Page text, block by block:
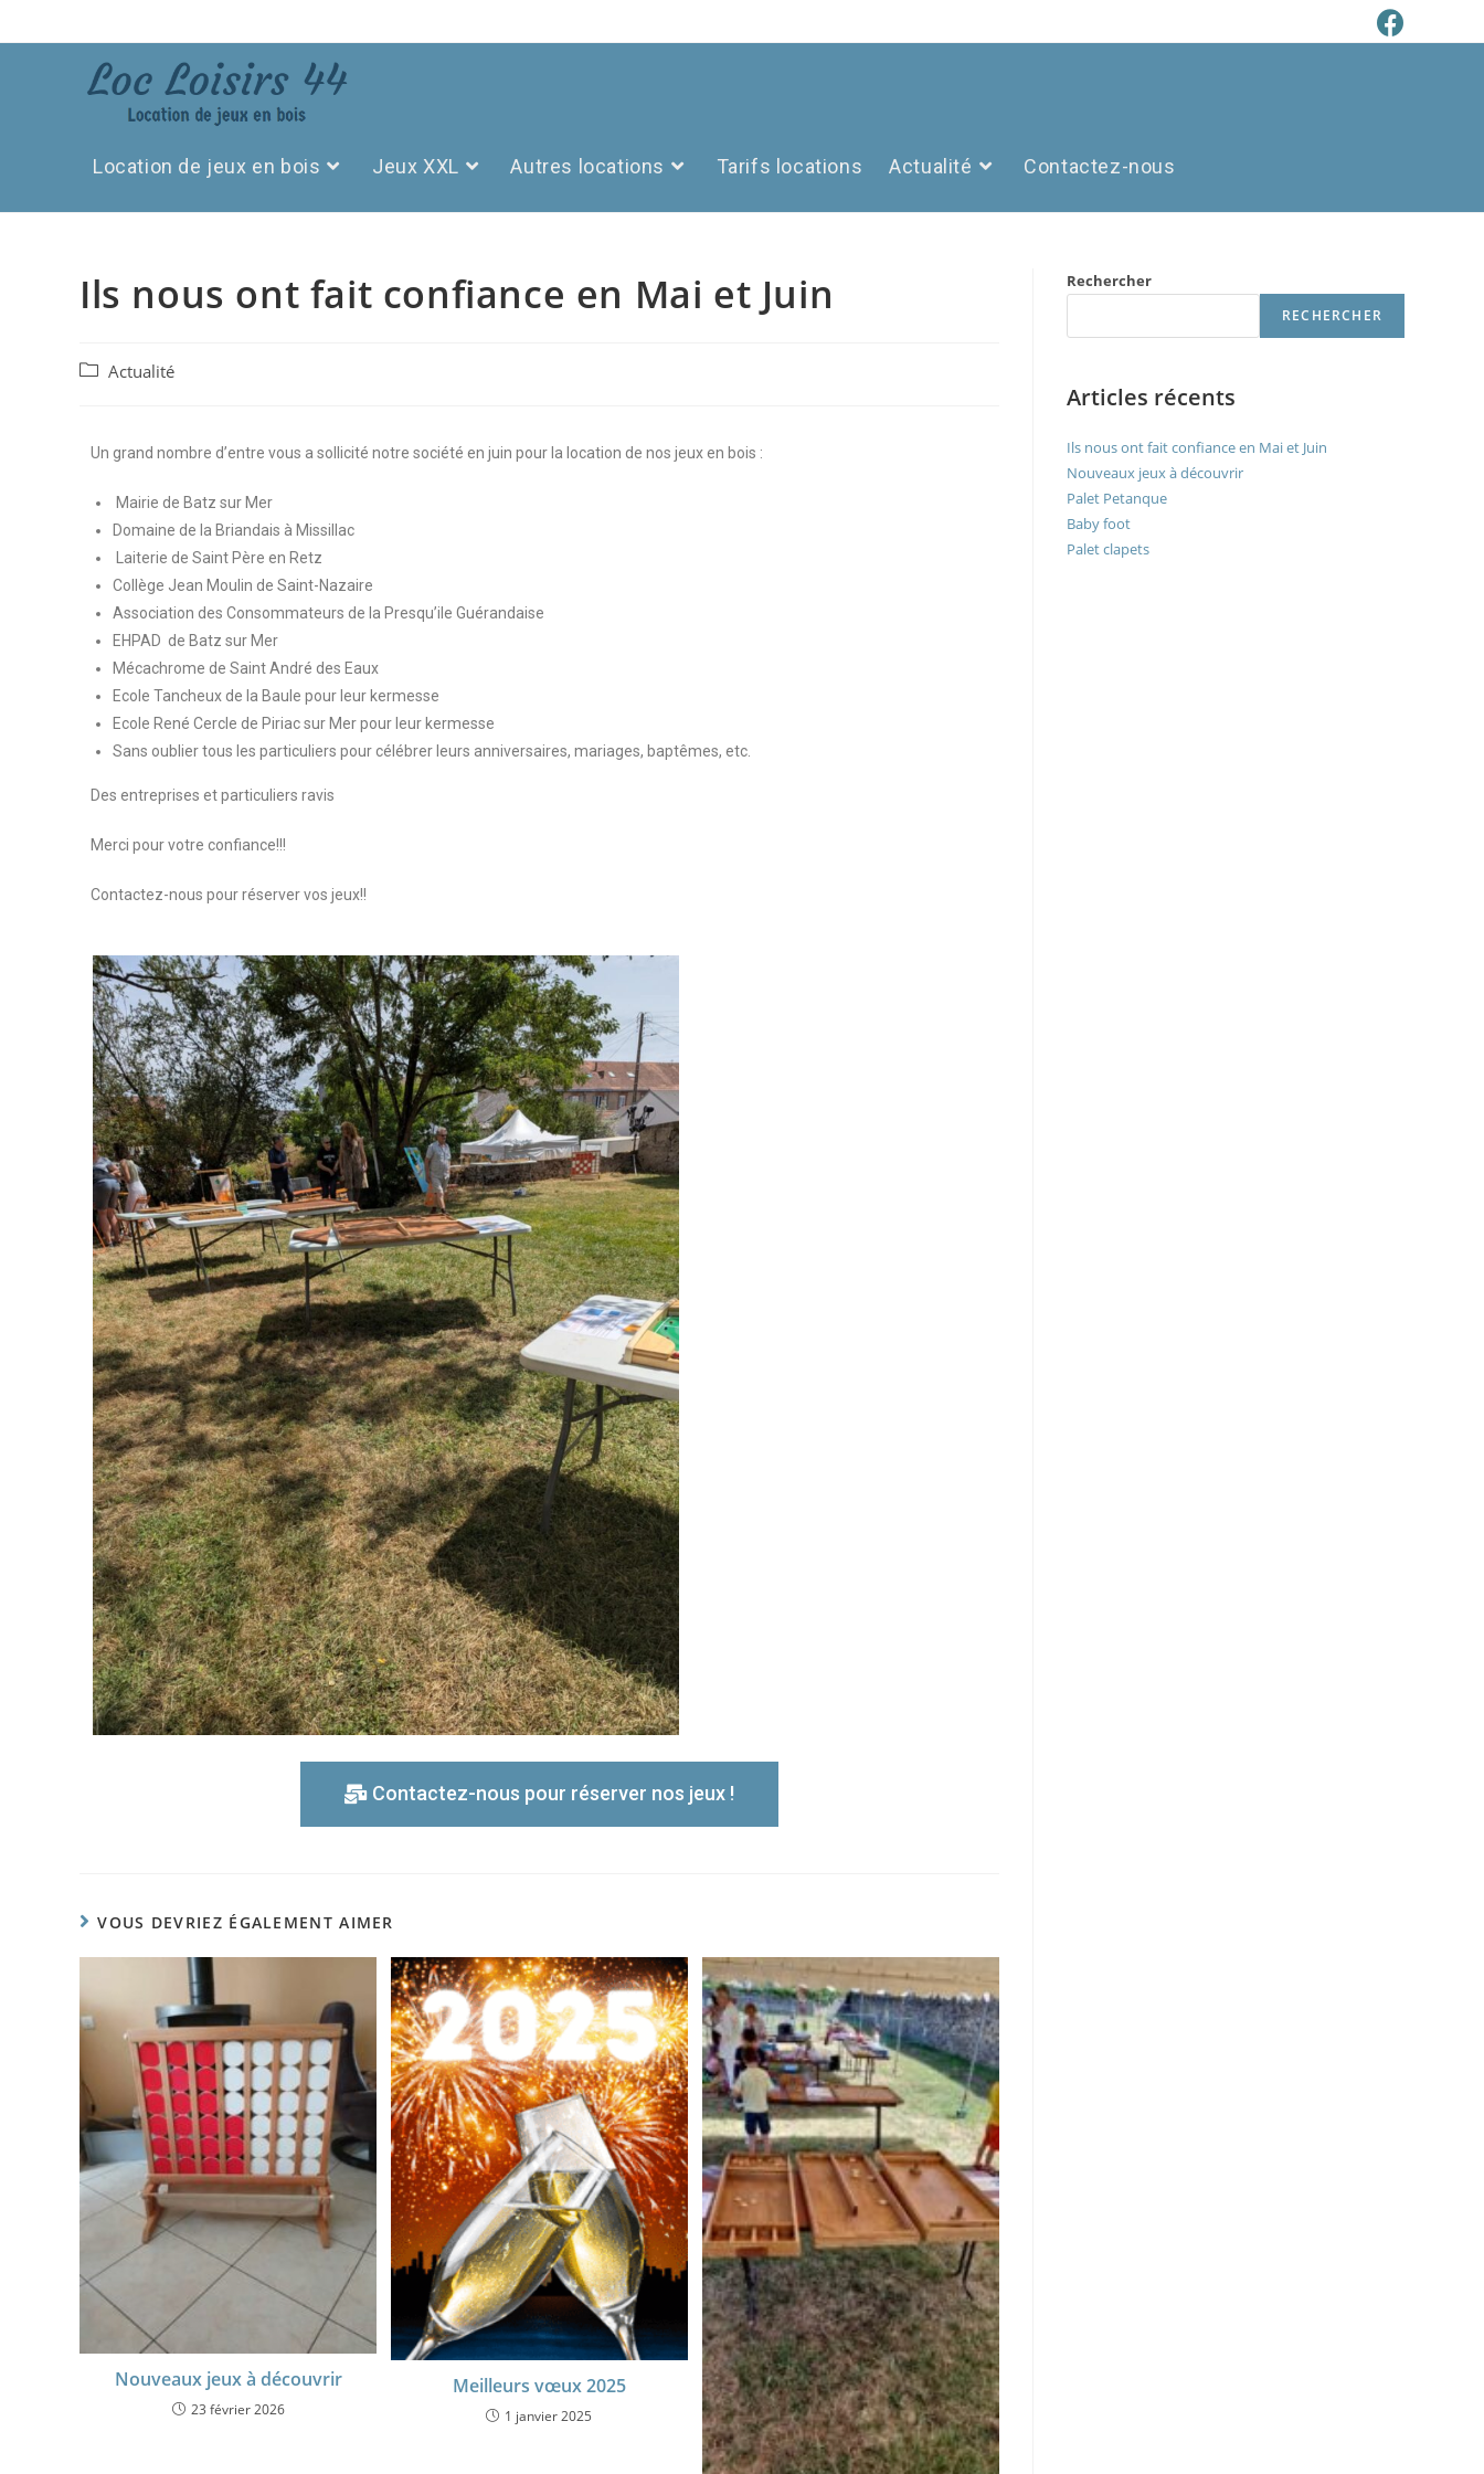
Location de jeux en bois Jeux XXL Autres locations Tarifs locations Actualité Contactez-nous
Ils nous ont fait confiance en Mai et Juin
Actualité
Un grand nombre d’entre vous a sollicité notre société en juin pour la location de nos jeux en bois :
Mairie de Batz sur Mer
Domaine de la Briandais à Missillac
Laiterie de Saint Père en Retz
Collège Jean Moulin de Saint-Nazaire
Association des Consommateurs de la Presqu’ile Guérandaise
EHPAD de Batz sur Mer
Mécachrome de Saint André des Eaux
Ecole Tancheux de la Baule pour leur kermesse
Ecole René Cercle de Piriac sur Mer pour leur kermesse
Sans oublier tous les particuliers pour célébrer leurs anniversaires, mariages, baptêmes, etc.
Des entreprises et particuliers ravis
Merci pour votre confiance!!!
Contactez-nous pour réserver vos jeux!!
Contactez-nous pour réserver nos jeux !
VOUS DEVRIEZ ÉGALEMENT AIMER
Nouveaux jeux à découvrir
23 février 2026
Meilleurs vœux 2025
1 janvier 2025
Rechercher
RECHERCHER
Articles récents
Ils nous ont fait confiance en Mai et Juin
Nouveaux jeux à découvrir
Palet Petanque
Baby foot
Palet clapets